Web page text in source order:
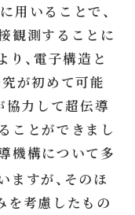
用いることで、
観測することに
り、電子構造と
が初めて可能
協力して超伝導
ことができまし
機構について多
ますが、そのほ
を考慮したもの